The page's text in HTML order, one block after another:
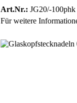
Art.Nr.: JG20/-100phk
Für weitere